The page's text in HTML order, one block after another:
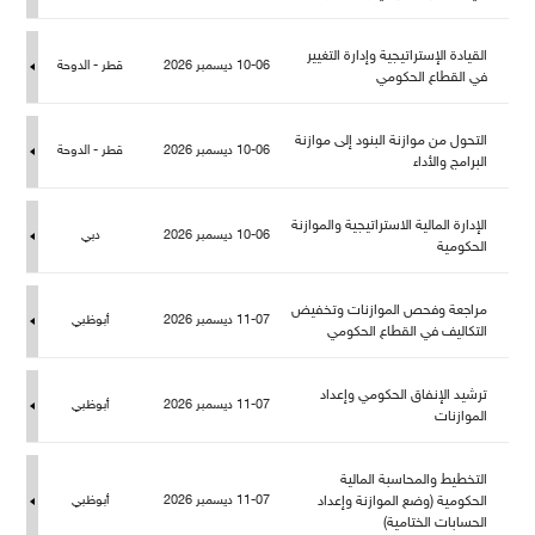
القيادة الإستراتيجية وإدارة التغيير
في القطاع الحكومي
10-06 ديسمبر 2026 قطر - الدوحة
التحول من موازنة البنود إلى موازنة
البرامج والأداء
10-06 ديسمبر 2026 قطر - الدوحة
الإدارة المالية الاستراتيجية والموازنة
الحكومية
10-06 ديسمبر 2026 دبي
راجعة وفحص الموازنات وتخفيض
التكاليف في القطاع الحكومي
11-07 ديسمبر 2026 أبوظبي
ترشيد الإنفاق الحكومي وإعداد
الموازنات
11-07 ديسمبر 2026 أبوظبي
التخطيط والمحاسبة المالية
الحكومية (وضع الموازنة وإعداد
الحسابات الختامية)
11-07 ديسمبر 2026 أبوظبي